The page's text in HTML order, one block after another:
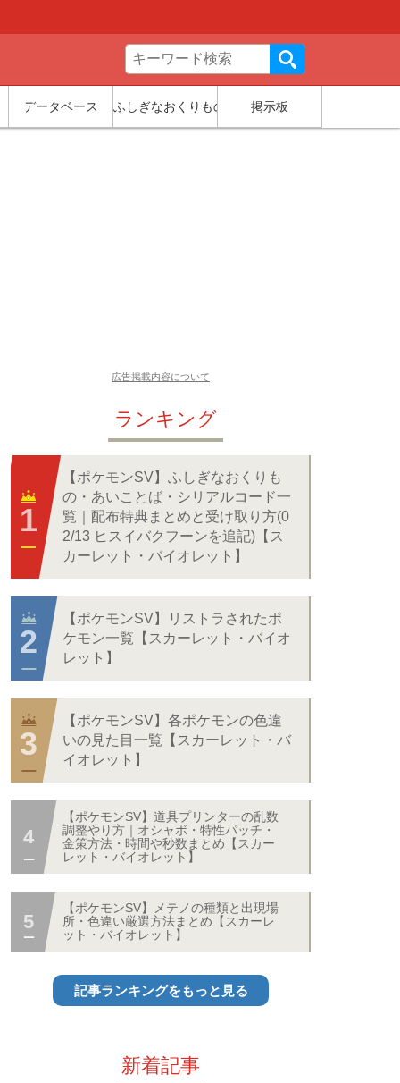
データベース ふしぎなおくりもの 掲示板
広告掲載内容について
ランキング
【ポケモンSV】ふしぎなおくりも
の・あいことば・シリアルコード一
覧｜配布特典まとめと受け取り方(0
2/13 ヒスイバクフーンを追記)【ス
カーレット・バイオレット】
【ポケモンSV】リストラされたポ
ケモン一覧【スカーレット・バイオ
レット】
【ポケモンSV】各ポケモンの色違
いの見た目一覧【スカーレット・バ
イオレット】
【ポケモンSV】道具プリンターの乱数
調整やり方｜オシャボ・特性パッチ・
金策方法・時間や秒数まとめ【スカー
レット・バイオレット】
【ポケモンSV】メテノの種類と出現場
所・色違い厳選方法まとめ【スカーレ
ット・バイオレット】
記事ランキングをもっと見る
新着記事